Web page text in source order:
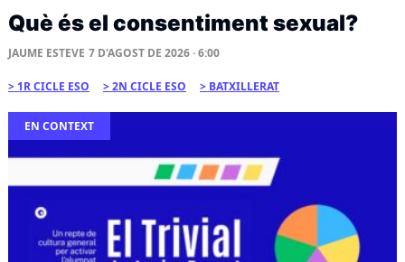
Què és el consentiment sexual?
JAUME ESTEVE 7 D'AGOST DE 2026 · 6:00
1R CICLE ESO 2N CICLE ESO BATXILLERAT
EN CONTEXT